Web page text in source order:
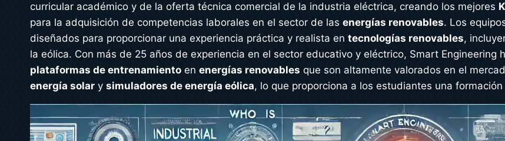
curricular académico y de la oferta técnica comercial de la industria eléctrica, creando los mejores
para la adquisición de competencias laborales en el sector de las energías renovables. Los
diseñados para proporcionar una experiencia práctica y realista en tecnologías renovables,
la eólica. Con más de 25 años de experiencia en el sector educativo y eléctrico, Smart Engineering
plataformas de entrenamiento en energías renovables que son altamente valorados en el
energía solar y simuladores de energía eólica, lo que proporciona a los estudiantes una